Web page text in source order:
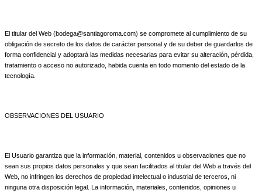
El titular del Web (bodega@santiagoroma.com) se compromete al cumplimiento de su
obligación de secreto de los datos de carácter personal y de su deber de guardarlos de
forma confidencial y adoptará las medidas necesarias para evitar su alteración, pérdida,
tratamiento o acceso no autorizado, habida cuenta en todo momento del estado de la
tecnología.
OBSERVACIONES DEL USUARIO
El Usuario garantiza que la información, material, contenidos u observaciones que no
sean sus propios datos personales y que sean facilitados al titular del Web a través del
Web, no infringen los derechos de propiedad intelectual o industrial de terceros, ni
ninguna otra disposición legal. La información, materiales, contenidos, opiniones u